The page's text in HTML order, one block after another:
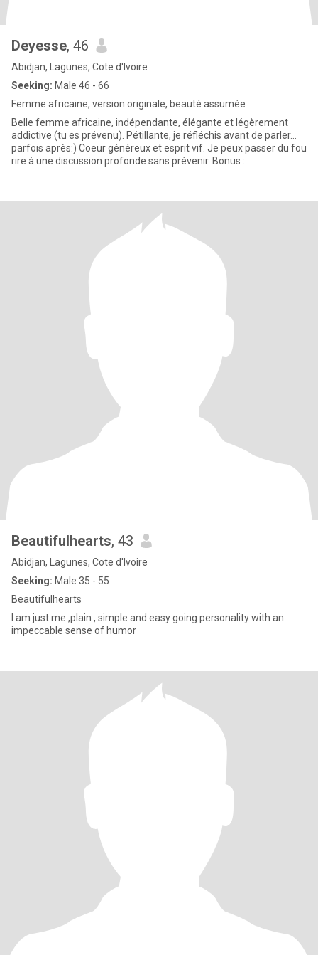
Deyesse, 46
Abidjan, Lagunes, Cote d'Ivoire
Seeking: Male 46 - 66
Femme africaine, version originale, beauté assumée
Belle femme africaine, indépendante, élégante et légèrement
addictive (tu es prévenu). Pétillante, je réfléchis avant de parler…
parfois après:) Coeur généreux et esprit vif. Je peux passer du fou
rire à une discussion profonde sans prévenir. Bonus :
Beautifulhearts, 43
Abidjan, Lagunes, Cote d'Ivoire
Seeking: Male 35 - 55
Beautifulhearts
I am just me ,plain , simple and easy going personality with an
impeccable sense of humor